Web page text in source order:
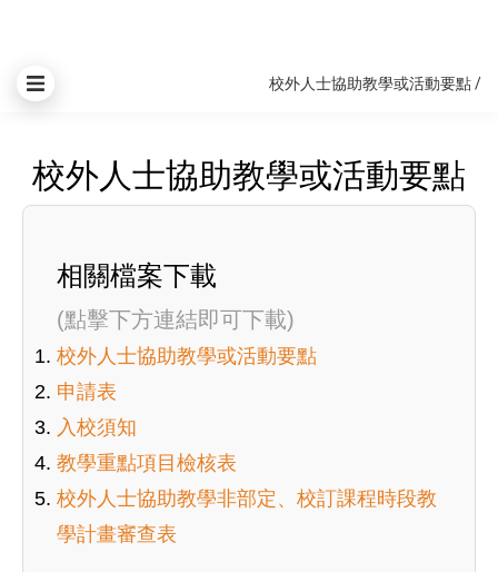
校外人士協助教學或活動要點/
校外人士協助教學或活動要點
相關檔案下載
(點擊下方連結即可下載)
校外人士協助教學或活動要點
申請表
入校須知
教學重點項目檢核表
校外人士協助教學非部定、校訂課程時段教
學計畫審查表